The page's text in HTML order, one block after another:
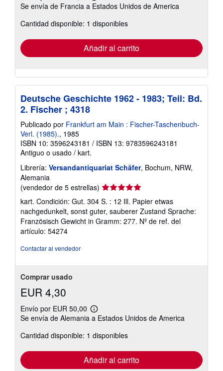
información
las
tarifas
envío
Se envía de Francia a Estados Unidos de America
Cantidad disponible: 1 disponibles
Añadir al carrito
Deutsche Geschichte 1962 - 1983; Teil: Bd.
2. Fischer ; 4318
Publicado por Frankfurt am Main : Fischer-Taschenbuch-
Verl. (1985)., 1985
ISBN 10: 3596243181 / ISBN 13: 9783596243181
Antiguo o usado / kart.
Librería: Versandantiquariat Schäfer, Bochum, NRW,
Alemania
(vendedor de 5 estrellas) Calificación
del
vendedor:
5
de
kart. Condición: Gut. 304 S. : 12 Ill. Papier etwas
nachgedunkelt, sonst guter, sauberer Zustand Sprache:
Französisch Gewicht in Gramm: 277. Nº de ref. del
artículo: 54274
Contactar al vendedor
Comprar usado
EUR 4,30
Envío por EUR 50,00
Más
información
las
tarifas
envío
Se envía de Alemania a Estados Unidos de America
Cantidad disponible: 1 disponibles
Añadir al carrito